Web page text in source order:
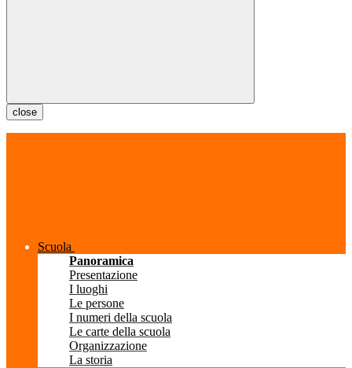
close
Scuola
Panoramica
Presentazione
I luoghi
Le persone
I numeri della scuola
Le carte della scuola
Organizzazione
La storia